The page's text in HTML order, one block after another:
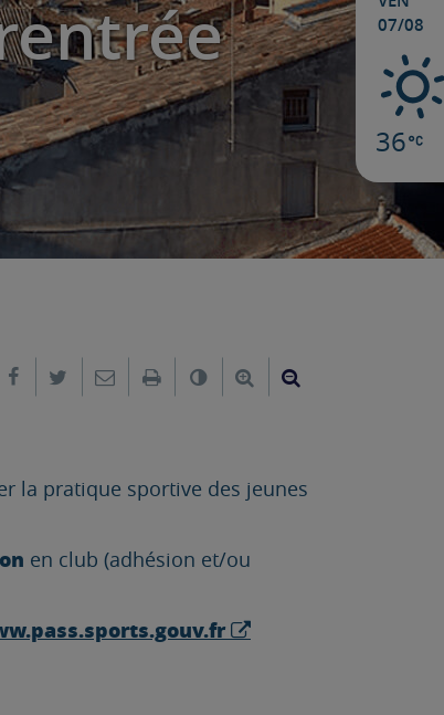
07/08
36
Partager sur Facebook
Partager sur Twitter
Envoyer par e-mail
ImprimerChanger le contraste
Agrandir le texte
la pratique sportive des jeunes
en club (adhésion et/ou